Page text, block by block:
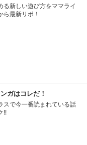
る新しい遊び方をママライ
ら最新リポ！
ガはコレだ！
スで今一番読まれている話
!!